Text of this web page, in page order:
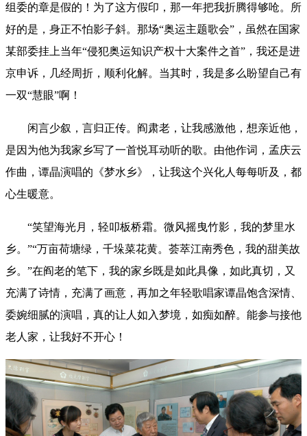
组委的章是假的！为了这方假印，那一年把我折腾得够呛。所
好的是，身正不怕影子斜。那场“奥运主题歌会”，虽然在国家
某部委挂上当年“侵犯奥运知识产权十大案件之首”，我还是进
京申诉，几经周折，顺利化解。当其时，我是多么盼望自己有
一双“慧眼”啊！
闲言少叙，言归正传。阎肃老，让我感激他，想亲近他，
是因为他为我家乡写了一首悦耳动听的歌。由他作词，孟庆云
作曲，谭晶演唱的《梦水乡》，让我这个兴化人每每听及，都
心生暖意。
“笑望海光月，轻叩板桥霜。微风摇曳竹影，我的梦里水
乡。”“万亩荷塘绿，千垛菜花黄。荟萃江南秀色，我的甜美故
乡。”在阎老的笔下，我的家乡既是如此具像，如此真切，又
充满了诗情，充满了画意，再加之年轻歌唱家谭晶饱含深情、
委婉细腻的演唱，真的让人如入梦境，如痴如醉。能参与接他
老人家，让我好不开心！